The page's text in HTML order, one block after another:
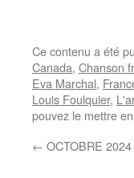
Ce contenu a été
Canada, Chanson
Eva Marchal,
Louis Foulquier,
pouvez le mettre
← OCTOBRE 2024